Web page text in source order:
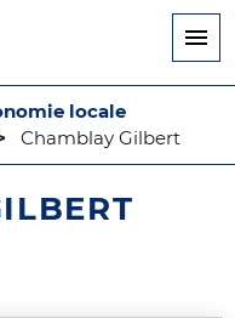
locale
Chamblay Gilbert